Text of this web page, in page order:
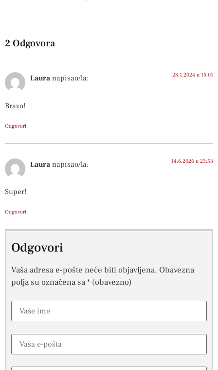
2 Odgovora
Laura napisao/la: 28.1.2024 u 15:01
Bravo!
Odgovori
Laura napisao/la: 14.6.2026 u 23:53
Super!
Odgovori
Odgovori
Vaša adresa e-pošte neće biti objavljena. Obavezna
polja su označena sa* (obavezno)